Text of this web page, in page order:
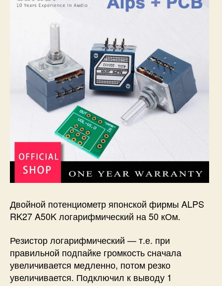
Двойной потенциометр японской фирмы ALPS
RK27 A50K логарифмический на 50 кОм.
Резистор логарифмический — т.е. при
правильной подпайке громкость сначала
увеличивается медленно, потом резко
увеличивается. Подключил к выводу 1